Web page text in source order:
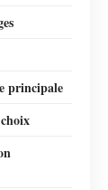
principale